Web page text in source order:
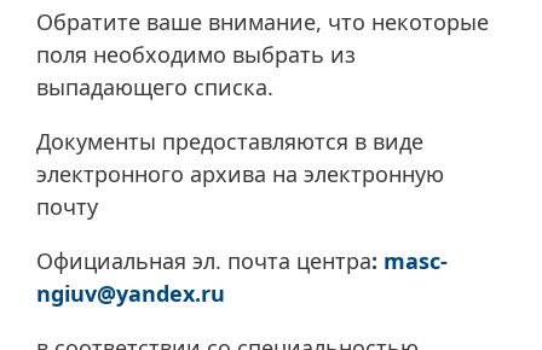
Обратите ваше внимание, что некоторые
поля необходимо выбрать из
выпадающего списка.
Документы предоставляются в виде
электронного архива на электронную
почту
Официальная эл. почта центра: masc-
ngiuv@yandex.ru